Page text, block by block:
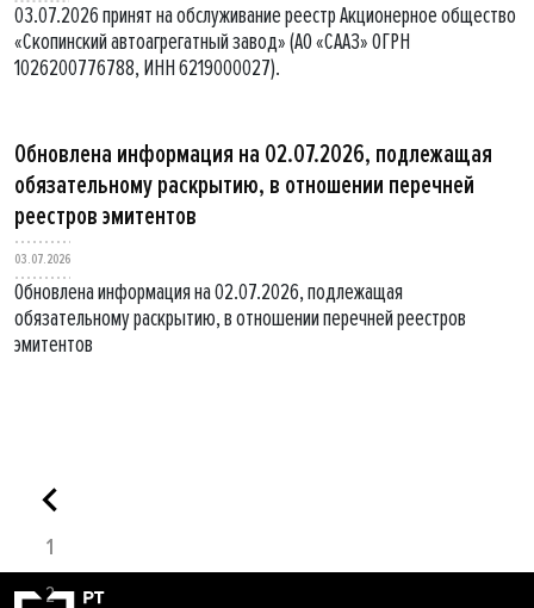
03.07.2026 принят на обслуживание реестр Акционерное общество
«Скопинский автоагрегатный завод» (АО «СААЗ» ОГРН
1026200776788, ИНН 6219000027).
Обновлена информация на 02.07.2026, подлежащая
обязательному раскрытию, в отношении перечней
реестров эмитентов
03.07.2026
Обновлена информация на 02.07.2026, подлежащая
обязательному раскрытию, в отношении перечней реестров
эмитентов
1
2